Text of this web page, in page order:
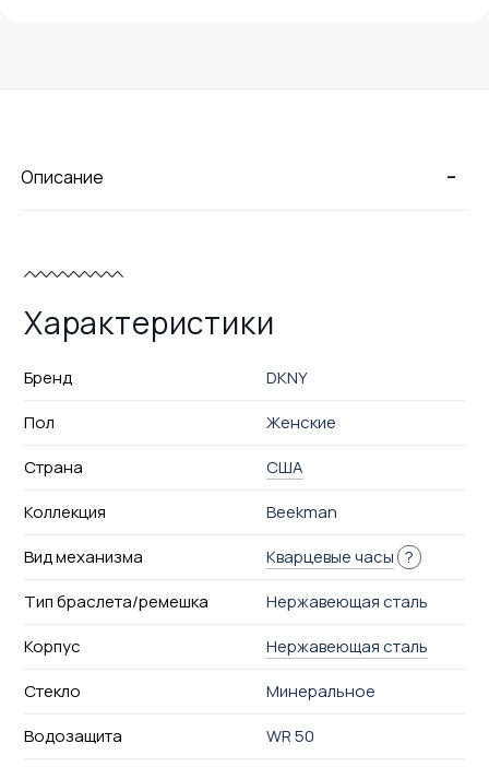
-
Описание
Характеристики
Бренд
DKNY
Пол
Женские
Страна
США
Коллекция
Beekman
Вид механизма
Кварцевые часы ?
Тип браслета/ремешка
Нержавеющая сталь
Корпус
Нержавеющая сталь
Стекло
Минеральное
Водозащита
WR 50